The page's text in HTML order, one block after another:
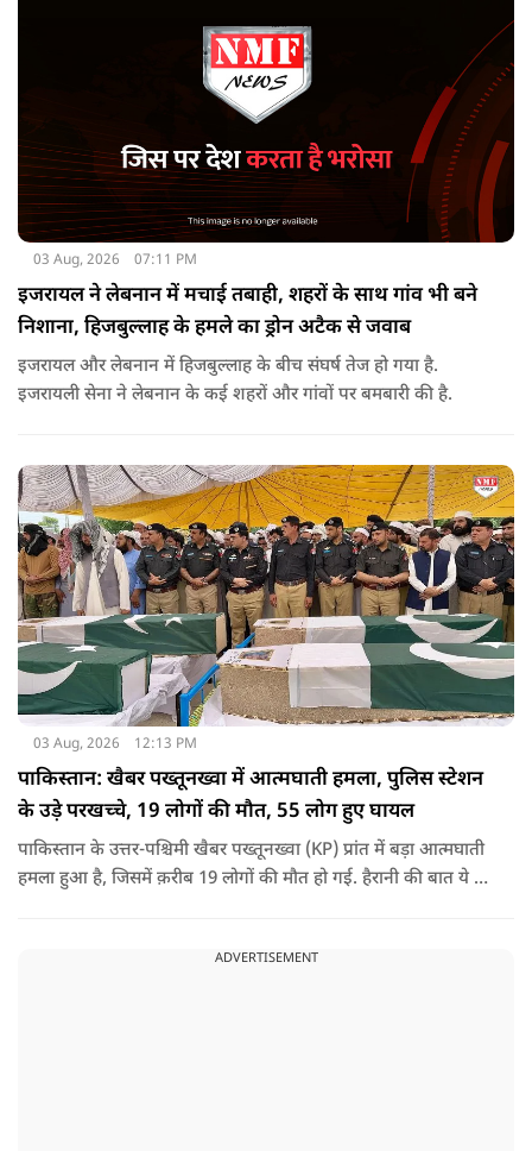
03 Aug, 2026 07:11 PM
इजरायल ने लेबनान में मचाई तबाही, शहरों के साथ गांव भी बने
निशाना, हिजबुल्लाह के हमले का ड्रोन अटैक से जवाब
इजरायल और लेबनान में हिजबुल्लाह के बीच संघर्ष तेज हो गया है.
इजरायली सेना ने लेबनान के कई शहरों और गांवों पर बमबारी की है.
03 Aug, 2026 12:13 PM
पाकिस्तान: खैबर पख्तूनख्वा में आत्मघाती हमला, पुलिस स्टेशन
के उड़े परखच्चे, 19 लोगों की मौत, 55 लोग हुए घायल
पाकिस्तान के उत्तर-पश्चिमी खैबर पख्तूनख्वा (KP) प्रांत में बड़ा आत्मघाती
हमला हुआ है, जिसमें क़रीब 19 लोगों की मौत हो गई. हैरानी की बात ये है
ADVERTISEMENT